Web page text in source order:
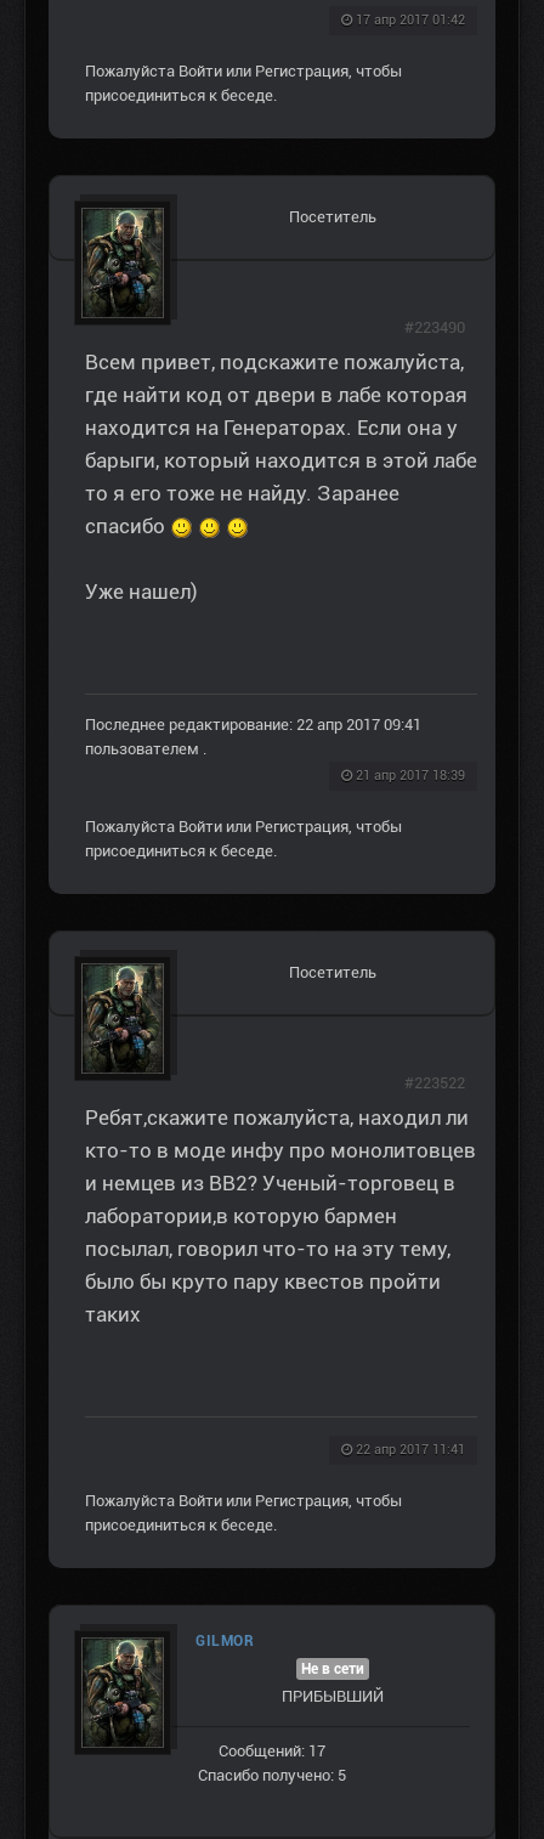
17 апр 2017 01:42
Пожалуйста Войти или Регистрация, чтобы
присоединиться к беседе.
Посетитель
Всем привет, подскажите пожалуйста,
где найти код от двери в лабе которая
находится на Генераторах. Если она у
барыги, который находится в этой лабе
то я его тоже не найду. Заранее
спасибо
Уже нашел)
Последнее редактирование: 22 апр 2017 09:41
пользователем .
21 апр 2017 18:39
#223490
Пожалуйста Войти или Регистрация, чтобы
присоединиться к беседе.
Посетитель
Ребят,скажите пожалуйста, находил ли
кто-то в моде инфу про монолитовцев
и немцев из ВВ2? Ученый-торговец в
лаборатории,в которую бармен
посылал, говорил что-то на эту тему,
было бы круто пару квестов пройти
таких
22 апр 2017 11:41
#223522
Пожалуйста Войти или Регистрация, чтобы
присоединиться к беседе.
GILMOR
Не в сети
ПРИБЫВШИЙ
Сообщений: 17
Спасибо получено: 5